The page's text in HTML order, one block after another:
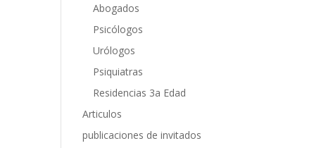
Abogados
Psicólogos
Urólogos
Psiquiatras
Residencias 3a Edad
Articulos
publicaciones de invitados